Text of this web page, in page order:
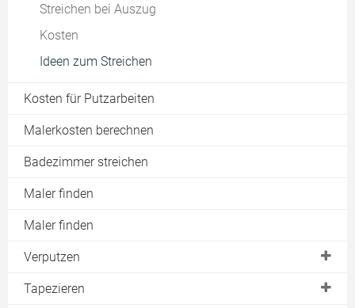
Streichen bei Auszug
Kosten
Ideen zum Streichen
Kosten für Putzarbeiten
Malerkosten berechnen
Badezimmer streichen
Maler finden
Maler finden
Verputzen
Decke
Tapezieren